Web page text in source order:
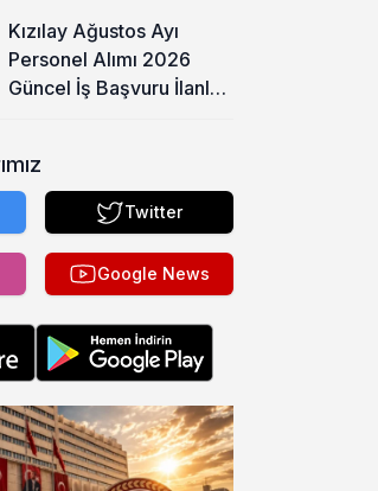
Kızılay Ağustos Ayı
Personel Alımı 2026
Güncel İş Başvuru İlanları
Twitter
Google News